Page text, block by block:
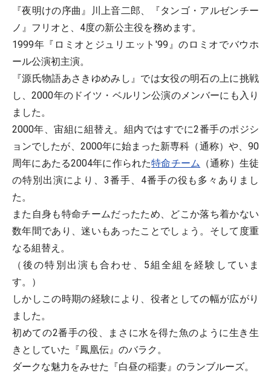
『夜明けの序曲』川上音二郎、『タンゴ・アルゼンチー
ノ』フリオと、4度の新公主役を務めます。
1999年『ロミオとジュリエット'99』のロミオでバウホ
ール公演初主演。
『源氏物語あさきゆめみし』では女役の明石の上に挑戦
し、2000年のドイツ・ベルリン公演のメンバーにも入り
ました。
2000年、宙組に組替え。組内ではすでに2番手のポジシ
ョンでしたが、2000年に始まった新専科（通称）や、90
周年にあたる2004年に作られた特命チーム （通称）生徒
の特別出演により、3番手、4番手の役も多々ありまし
た。
また自身も特命チームだったため、どこか落ち着かない
数年間であり、迷いもあったことでしょう。そして度重
なる組替え。
（後の特別出演も合わせ、5組全組を経験していま
す。）
しかしこの時期の経験により、役者としての幅が広がり
ました。
初めての2番手の役、まさに水を得た魚のように生き生
きとしていた『鳳凰伝』のバラク。
ダークな魅力をみせた『白昼の稲妻』のランブルーズ。